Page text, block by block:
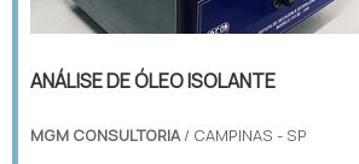
ANÁLISE DE ÓLEO ISOLANTE
MGM CONSULTORIA/ CAMPINAS - SP